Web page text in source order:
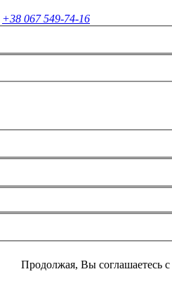
+38 067 549-74-16
Продолжая, Вы соглашаетесь с